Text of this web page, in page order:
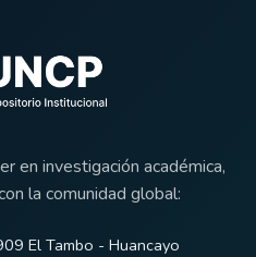
en investigación académica,
la comunidad global:
El Tambo - Huancayo